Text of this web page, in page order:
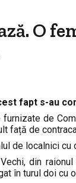
O
fapt s-au
de
față de
de localnici
din
în turul doi